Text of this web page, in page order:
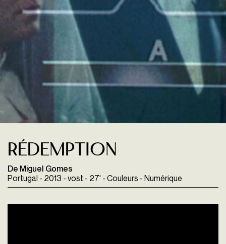
Rédemption
De Miguel Gomes
Portugal - 2013 - vost - 27' - Couleurs - Numérique